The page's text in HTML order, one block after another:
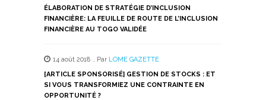
ÉLABORATION DE STRATÉGIE D’INCLUSION
FINANCIÈRE: LA FEUILLE DE ROUTE DE L’INCLUSION
FINANCIÈRE AU TOGO VALIDÉE
14 août 2018 , Par LOME GAZETTE
[ARTICLE SPONSORISÉ] GESTION DE STOCKS : ET
SI VOUS TRANSFORMIEZ UNE CONTRAINTE EN
OPPORTUNITÉ ?